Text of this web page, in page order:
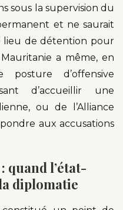
sous la supervision du
et ne saurait
lieu de détention pour
a même, en
d’offensive
d’accueillir une
ou de l’Alliance
aux accusations
quand l’état-
diplomatie